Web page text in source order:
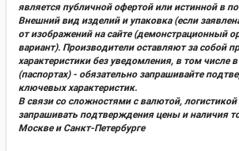
является публичной офертой или истинной в
Внешний вид изделий и упаковка (если
от изображений на сайте (демонстрационный
вариант). Производители оставляют за собой
характеристики без уведомления, в том числе
(паспортах) - обязательно запрашивайте
ключевых характеристик.
В связи со сложностями с валютой,
запрашивать подтверждения цены и наличия
Москве и Санкт-Петербурге